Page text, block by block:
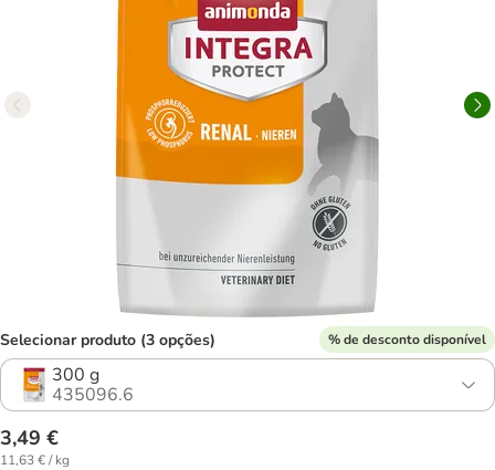
Selecionar produto (3 opções) % de desconto disponível
300 g
435096.6
3,49 €
11,63 € / kg